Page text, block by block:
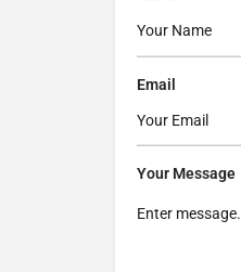
Email
Your Message